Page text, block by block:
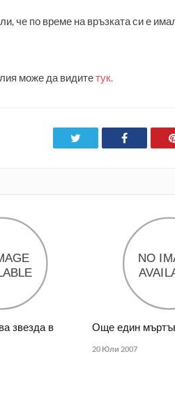
че по време на връзката си е
може да видитетук.
Facebook
звезда в
Още един
20 Юли 2007